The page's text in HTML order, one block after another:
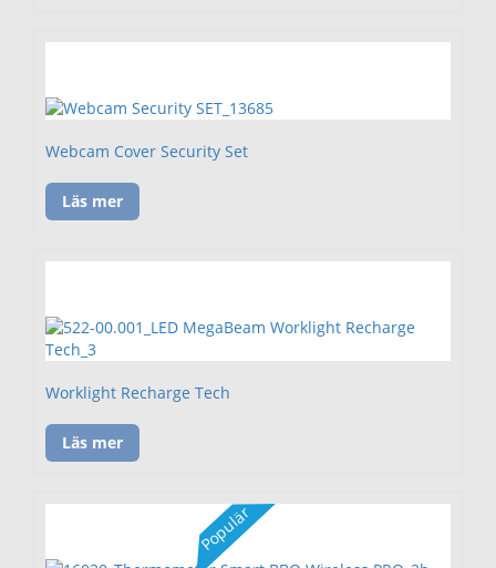
Webcam Cover Security Set
Läs mer
Worklight Recharge Tech
Läs mer
Populär